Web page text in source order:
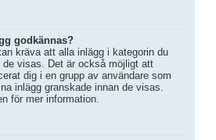
godkännas?
kräva att alla inlägg i kategorin du
visas. Det är också möjligt att
dig i en grupp av användare som
inlägg granskade innan de visas.
för mer information.